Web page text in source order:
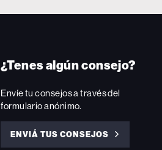
¿Tenes algún consejo?
Envíe tu consejos a través del
formulario anónimo.
ENVIÁ TUS CONSEJOS
ENVIÁ